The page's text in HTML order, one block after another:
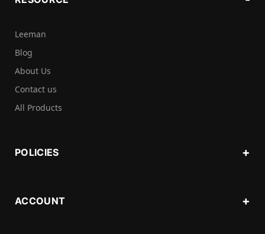
Leeman
Blog
About Us
Contact us
All Products
POLICIES
ACCOUNT